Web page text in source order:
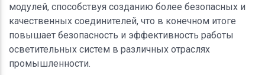
модулей, способствуя созданию более безопасных и
качественных соединителей, что в конечном итоге
повышает безопасность и эффективность работы
осветительных систем в различных отраслях
промышленности.